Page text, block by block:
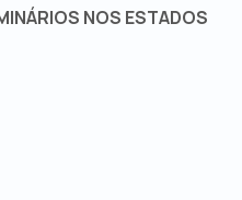
NOS ESTADOS